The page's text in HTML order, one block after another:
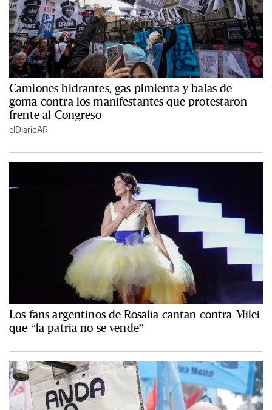
Camiones hidrantes, gas pimienta y balas de
goma contra los manifestantes que protestaron
frente al Congreso
elDiarioAR
Los fans argentinos de Rosalía cantan contra Milei
que “la patria no se vende”